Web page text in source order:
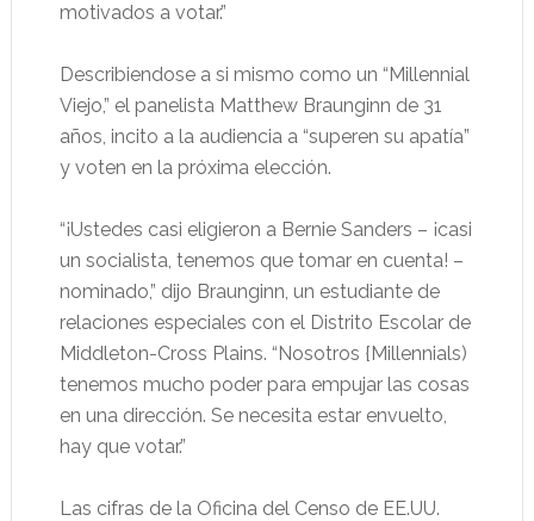
motivados a votar.”
Describiendose a si mismo como un “Millennial
Viejo,” el panelista Matthew Braunginn de 31
años, incito a la audiencia a “superen su apatía”
y voten en la próxima elección.
“¡Ustedes casi eligieron a Bernie Sanders – ¡casi
un socialista, tenemos que tomar en cuenta! –
nominado,” dijo Braunginn, un estudiante de
relaciones especiales con el Distrito Escolar de
Middleton-Cross Plains. “Nosotros {Millennials)
tenemos mucho poder para empujar las cosas
en una dirección. Se necesita estar envuelto,
hay que votar.”
Las cifras de la Oficina del Censo de EE.UU.